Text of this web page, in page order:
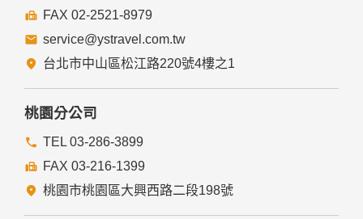
FAX 02-2521-8979
service@ystravel.com.tw
台北市中山區松江路220號4樓之1
桃園分公司
TEL 03-286-3899
FAX 03-216-1399
桃園市桃園區大興西路二段198號